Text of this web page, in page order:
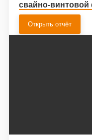
свайно-
Открыть отчёт